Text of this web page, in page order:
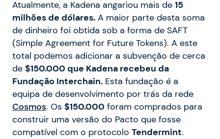
Atualmente, a Kadena angariou mais de 15
milhões de dólares. A maior parte desta soma
de dinheiro foi obtida sob a forma de SAFT
(Simple Agreement for Future Tokens). A este
total podemos adicionar a subvenção de cerca
de $150.000 que Kadena recebeu da
Fundação Interchain. Esta fundação é a
equipa de desenvolvimento por trás da rede
Cosmos. Os $150.000 foram comprados para
construir uma versão do Pacto que fosse
compatível com o protocolo Tendermint.